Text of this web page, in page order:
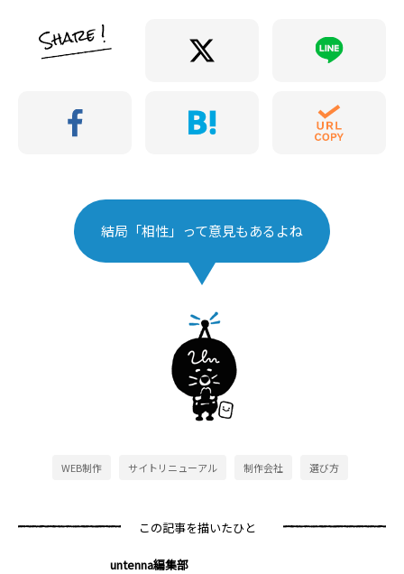
結局「相性」って意見もあるよね
WEB制作 サイトリニューアル 制作会社 選び方
この記事を描いたひと
untenna編集部